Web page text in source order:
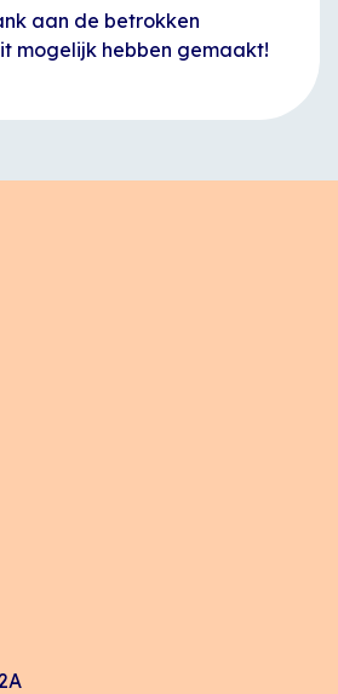
aan de betrokken
mogelijk hebben gemaakt!